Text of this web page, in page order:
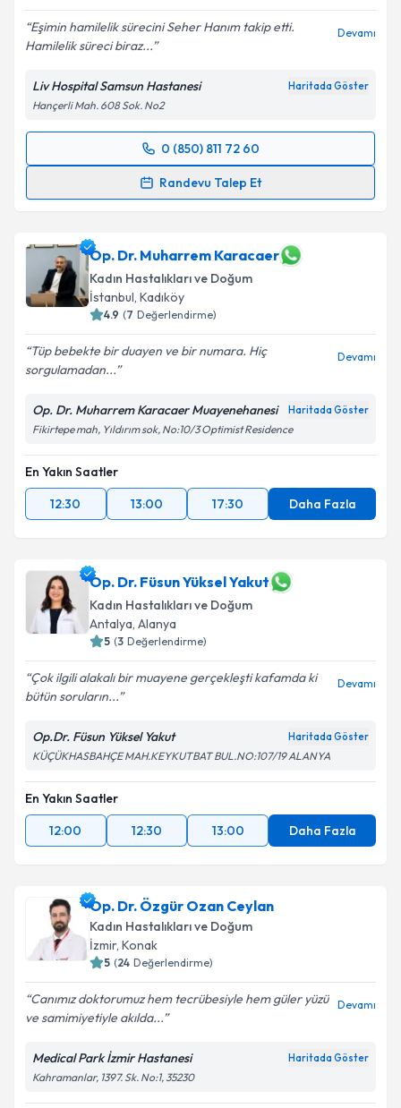
Eşimin hamilelik sürecini Seher Hanım takip etti.
Hamilelik süreci biraz...
Devamı
Liv Hospital Samsun Hastanesi Haritada Göster
Hançerli Mah. 608 Sok. No2
0 (850) 811 72 60
Randevu Talep Et
Randevu Takvimi Talebi
takvim hazırlandığında e-posta ile bilgilendireceğiz.
E-posta Adresiniz
Kişisel verilerimin işlenmesine ilişkin
kapsamda işlenmesini kabul ediyorum.
Op. Dr. Muharrem Karacaer
Kadın Hastalıkları ve Doğum
İstanbul, Kadıköy
4.9 (7 Değerlendirme)
Tüp bebekte bir duayen ve bir numara. Hiç
sorgulamadan...
Devamı
Op. Dr. Muharrem Karacaer Muayenehanesi Haritada Göster
Fikirtepe mah, Yıldırım sok, No:10/3 Optimist Residence
En Yakın Saatler
12:30
13:00 17:30 Daha Fazla
Op. Dr. Füsun Yüksel Yakut
Kadın Hastalıkları ve Doğum
Antalya, Alanya
5 (3 Değerlendirme)
Çok ilgili alakalı bir muayene gerçekleşti kafamda ki
bütün soruların...
Devamı
Op.Dr. Füsun Yüksel Yakut Haritada Göster
KÜÇÜKHASBAHÇE MAH.KEYKUTBAT BUL.NO:107/19 ALANYA
En Yakın Saatler
12:00
12:30 13:00 Daha Fazla
Op. Dr. Özgür Ozan Ceylan
Kadın Hastalıkları ve Doğum
İzmir, Konak
5 (24 Değerlendirme)
Canımız doktorumuz hem tecrübesiyle hem güler yüzü
ve samimiyetiyle akılda...
Devamı
Medical Park İzmir Hastanesi Haritada Göster
Kahramanlar, 1397. Sk. No:1, 35230